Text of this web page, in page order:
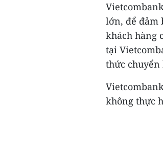
lớn, để đảm
khách hàng
tại
thức
không thực